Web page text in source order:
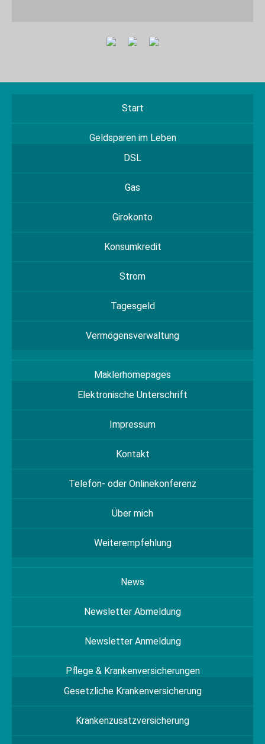
Start
Geldsparen im Leben
DSL
Gas
Girokonto
Konsumkredit
Strom
Tagesgeld
Vermögensverwaltung
Maklerhomepages
Elektronische Unterschrift
Impressum
Kontakt
Telefon- oder Onlinekonferenz
Über mich
Weiterempfehlung
News
Newsletter Abmeldung
Newsletter Anmeldung
Pflege & Krankenversicherungen
Gesetzliche Krankenversicherung
Krankenzusatzversicherung